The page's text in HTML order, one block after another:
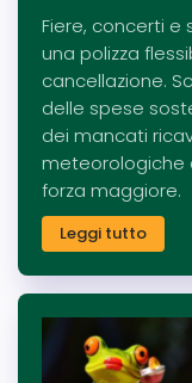
Fiere, concerti
una polizza
cancellazione.
delle spese
dei mancati
meteorologiche
forza maggiore.
Leggi tutto